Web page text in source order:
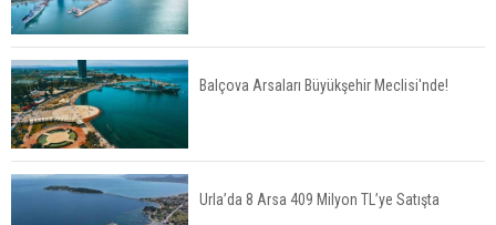
TOKİ'nin Kiralık Sosyal Konut Modeli Kiraları
Düşürür Mü?
Yüzde 16,2 Arttı
Balçova Arsaları Büyükşehir Meclisi'nde!
Urla’da 8 Arsa 409 Milyon TL’ye Satışta